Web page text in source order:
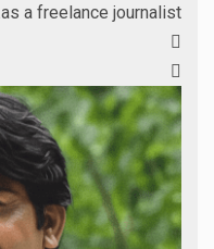
as a freelance journalist.